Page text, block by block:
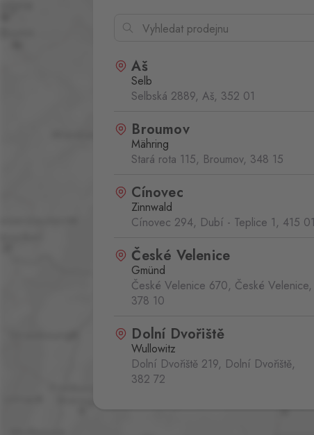
Aš
Selb
Selbská 2889, Aš, 352 01
Broumov
Mähring
Stará rota 115, Broumov, 348 15
Cínovec
Zinnwald
Cínovec 294, Dubí - Teplice 1, 415 01
České Velenice
Gmünd
České Velenice 670, České Velenice,
378 10
Dolní Dvořiště
Wullowitz
Dolní Dvořiště 219, Dolní Dvořiště,
382 72